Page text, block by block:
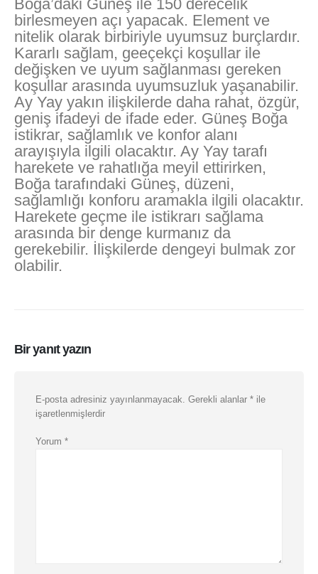
Boga’daki Güneş ile 150 derecelik
birlesmeyen açı yapacak. Element ve
nitelik olarak birbiriyle uyumsuz burçlardır.
Kararlı sağlam, geeçekçi koşullar ile
değişken ve uyum sağlanması gereken
koşullar arasında uyumsuzluk yaşanabilir.
Ay Yay yakın ilişkilerde daha rahat, özgür,
geniş ifadeyi de ifade eder. Güneş Boğa
istikrar, sağlamlık ve konfor alanı
arayışıyla ilgili olacaktır. Ay Yay tarafı
harekete ve rahatlığa meyil ettirirken,
Boğa tarafındaki Güneş, düzeni,
sağlamlığı konforu aramakla ilgili olacaktır.
Harekete geçme ile istikrarı sağlama
arasında bir denge kurmanız da
gerekebilir. İlişkilerde dengeyi bulmak zor
olabilir.
Bir yanıt yazın
E-posta adresiniz yayınlanmayacak. Gerekli alanlar * ile
işaretlenmişlerdir
Yorum *